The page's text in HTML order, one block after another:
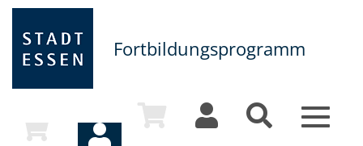
Fortbildungsprogramm
Toggle